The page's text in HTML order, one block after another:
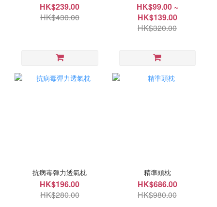
HK$239.00
HK$430.00
HK$99.00 ~
HK$139.00
HK$320.00
抗病毒彈力透氣枕
HK$196.00
HK$280.00
精準頭枕
HK$686.00
HK$980.00